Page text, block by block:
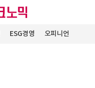
ESG경영 오피니언